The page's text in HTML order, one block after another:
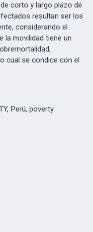
corto y largo plazo de
resultan ser los
considerando el
la movilidad tiene un
cual se condice con el
Perú, poverty